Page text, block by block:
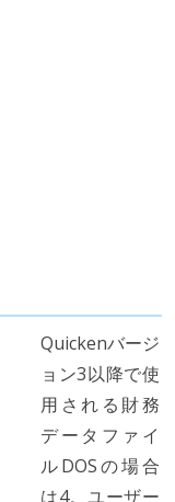
Quickenバージ
ョン3以降で使
用される財務
データファイ
ルDOSの場合
は4。ユーザー